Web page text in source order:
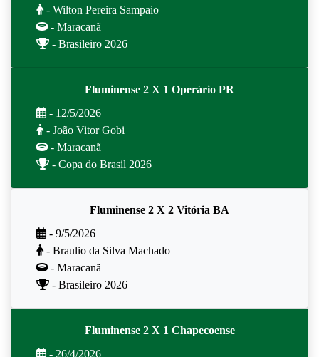
- Wilton Pereira Sampaio
- Maracanã
- Brasileiro 2026
Fluminense 2 X 1 Operário PR
- 12/5/2026
- João Vitor Gobi
- Maracanã
- Copa do Brasil 2026
Fluminense 2 X 2 Vitória BA
- 9/5/2026
- Braulio da Silva Machado
- Maracanã
- Brasileiro 2026
Fluminense 2 X 1 Chapecoense
- 26/4/2026